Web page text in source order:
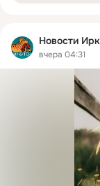
Новости
вчера 04:31